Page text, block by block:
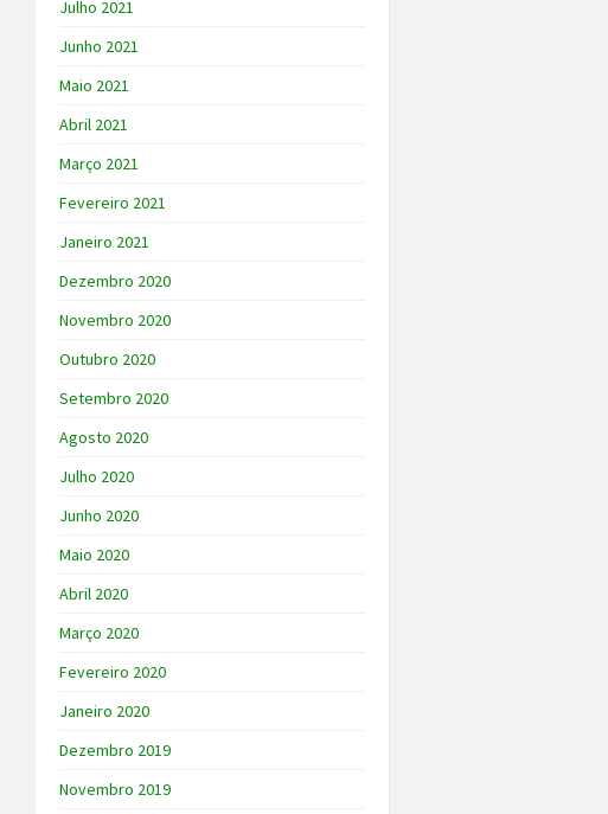
Julho 2021
Junho 2021
Maio 2021
Abril 2021
Março 2021
Fevereiro 2021
Janeiro 2021
Dezembro 2020
Novembro 2020
Outubro 2020
Setembro 2020
Agosto 2020
Julho 2020
Junho 2020
Maio 2020
Abril 2020
Março 2020
Fevereiro 2020
Janeiro 2020
Dezembro 2019
Novembro 2019